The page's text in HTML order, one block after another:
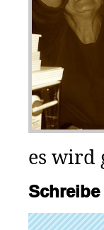
es wird